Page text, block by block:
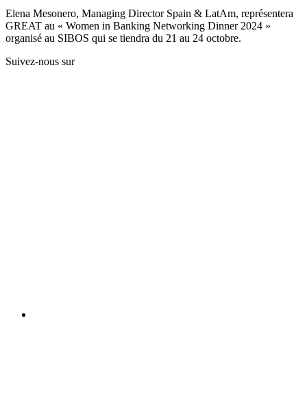
Elena Mesonero, Managing Director Spain & LatAm, représentera
GREAT au « Women in Banking Networking Dinner 2024 »
organisé au SIBOS qui se tiendra du 21 au 24 octobre.
Suivez-nous sur